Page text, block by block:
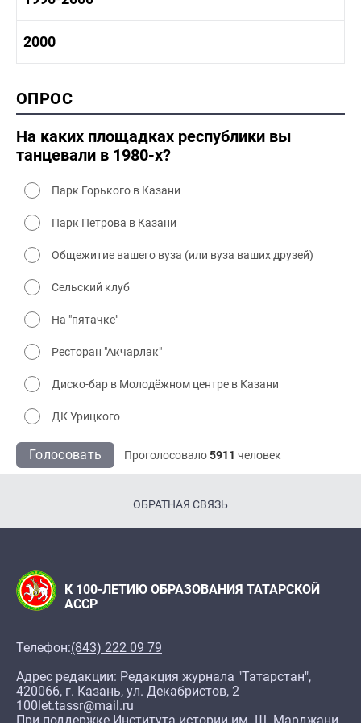
1980-1990 культура
1990-2000 культура
2000
2000 промышленность
2000 культура
ОПРОС
На каких площадках республики вы
танцевали в 1980-х?
Парк Горького в Казани
Парк Петрова в Казани
Общежитие вашего вуза (или вуза ваших друзей)
Сельский клуб
На "пятачке"
Ресторан "Акчарлак"
Диско-бар в Молодёжном центре в Казани
ДК Урицкого
Голосовать Проголосовало5911 человек
ОБРАТНАЯ СВЯЗЬ
К 100-ЛЕТИЮ ОБРАЗОВАНИЯ ТАТАРСКОЙ
АССР
Телефон:(843) 222 09 79
Адрес редакции: Редакция журнала "Татарстан",
420066, г. Казань, ул. Декабристов, 2
100let.tassr@mail.ru
При поддержке Института истории им. Ш. Марджани